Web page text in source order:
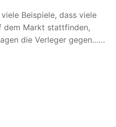
Beispiele, dass viele
dem Markt stattfinden,
die Verleger gegen……